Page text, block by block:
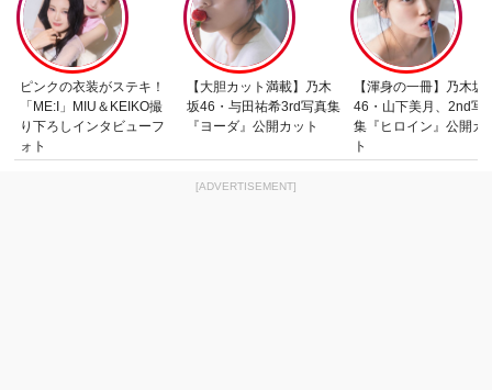
ピンクの衣装がステキ！
「ME:I」MIU＆KEIKO撮
り下ろしインタビューフ
ォト
【大胆カット満載】乃木
坂46・与田祐希3rd写真集
『ヨーダ』公開カット
【渾身の一冊】乃木坂
46・山下美月、2nd写
集『ヒロイン』公開カ
ト
[ADVERTISEMENT]